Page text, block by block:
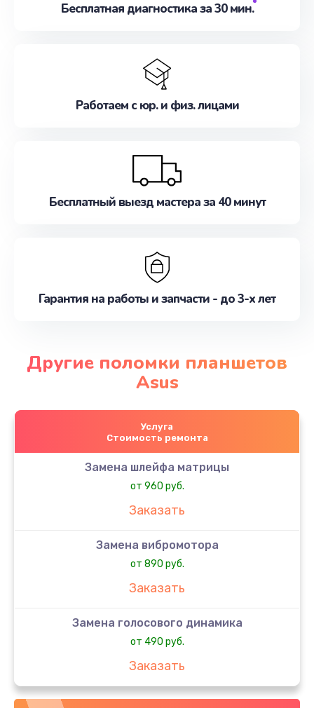
Бесплатная диагностика за 30 мин.
Работаем с юр. и физ. лицами
Бесплатный выезд мастера за 40 минут
Гарантия на работы и запчасти - до 3-х лет
Другие поломки планшетов
Asus
Услуга
Стоимость ремонта
Замена шлейфа матрицы
от 960 руб.
Заказать
Замена вибромотора
от 890 руб.
Заказать
Замена голосового динамика
от 490 руб.
Заказать
Замена датчика приближения